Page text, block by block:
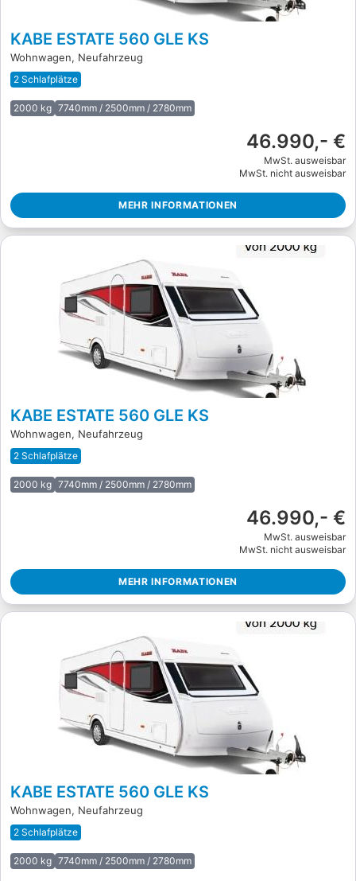
KABE ESTATE 560 GLE KS
Wohnwagen, Neufahrzeug
2 Schlafplätze
2000 kg 7740mm / 2500mm / 2780mm
46.990,- €
MwSt. ausweisbar
MwSt. nicht ausweisbar
MEHR INFORMATIONEN
KABE ESTATE 560 GLE KS
Wohnwagen, Neufahrzeug
2 Schlafplätze
2000 kg 7740mm / 2500mm / 2780mm
46.990,- €
MwSt. ausweisbar
MwSt. nicht ausweisbar
MEHR INFORMATIONEN
KABE ESTATE 560 GLE KS
Wohnwagen, Neufahrzeug
2 Schlafplätze
2000 kg 7740mm / 2500mm / 2780mm